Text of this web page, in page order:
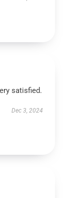
satisfied.
Dec 3, 2024